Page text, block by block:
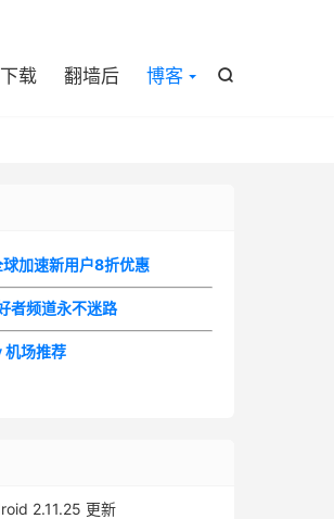

载 翻墙后 博客
加速新用户8折优惠
者频道永不迷路
机场推荐
2.11.25 更新